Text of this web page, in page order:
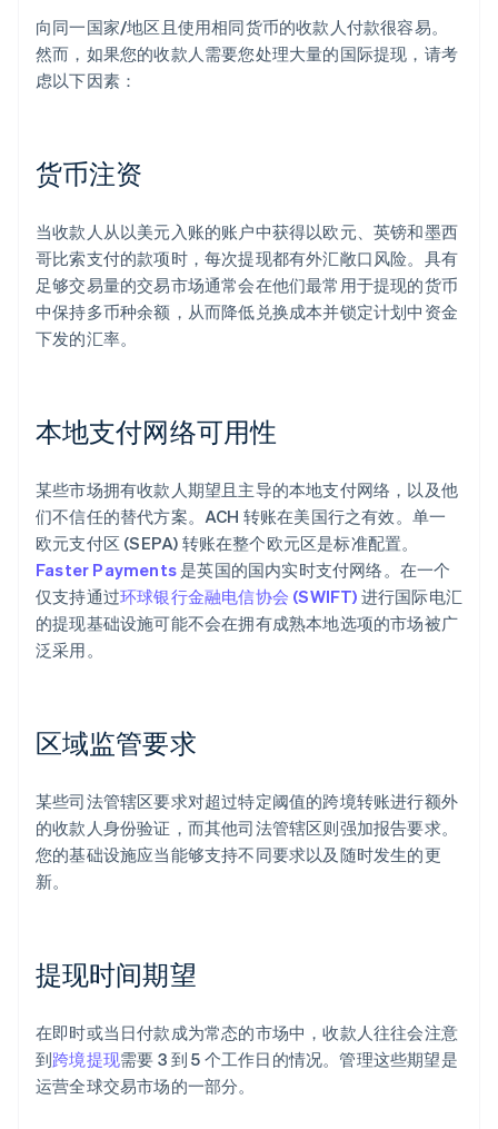
向同一国家/地区且使用相同货币的收款人付款很容易。
然而，如果您的收款人需要您处理大量的国际提现，请考
虑以下因素：
货币注资
当收款人从以美元入账的账户中获得以欧元、英镑和墨西
哥比索支付的款项时，每次提现都有外汇敞口风险。具有
足够交易量的交易市场通常会在他们最常用于提现的货币
中保持多币种余额，从而降低兑换成本并锁定计划中资金
下发的汇率。
本地支付网络可用性
某些市场拥有收款人期望且主导的本地支付网络，以及他
们不信任的替代方案。ACH 转账在美国行之有效。单一
欧元支付区 (SEPA) 转账在整个欧元区是标准配置。
Faster Payments 是英国的国内实时支付网络。在一个
仅支持通过环球银行金融电信协会 (SWIFT) 进行国际电汇
的提现基础设施可能不会在拥有成熟本地选项的市场被广
泛采用。
区域监管要求
某些司法管辖区要求对超过特定阈值的跨境转账进行额外
的收款人身份验证，而其他司法管辖区则强加报告要求。
您的基础设施应当能够支持不同要求以及随时发生的更
新。
提现时间期望
在即时或当日付款成为常态的市场中，收款人往往会注意
到跨境提现需要 3 到 5 个工作日的情况。管理这些期望是
运营全球交易市场的一部分。